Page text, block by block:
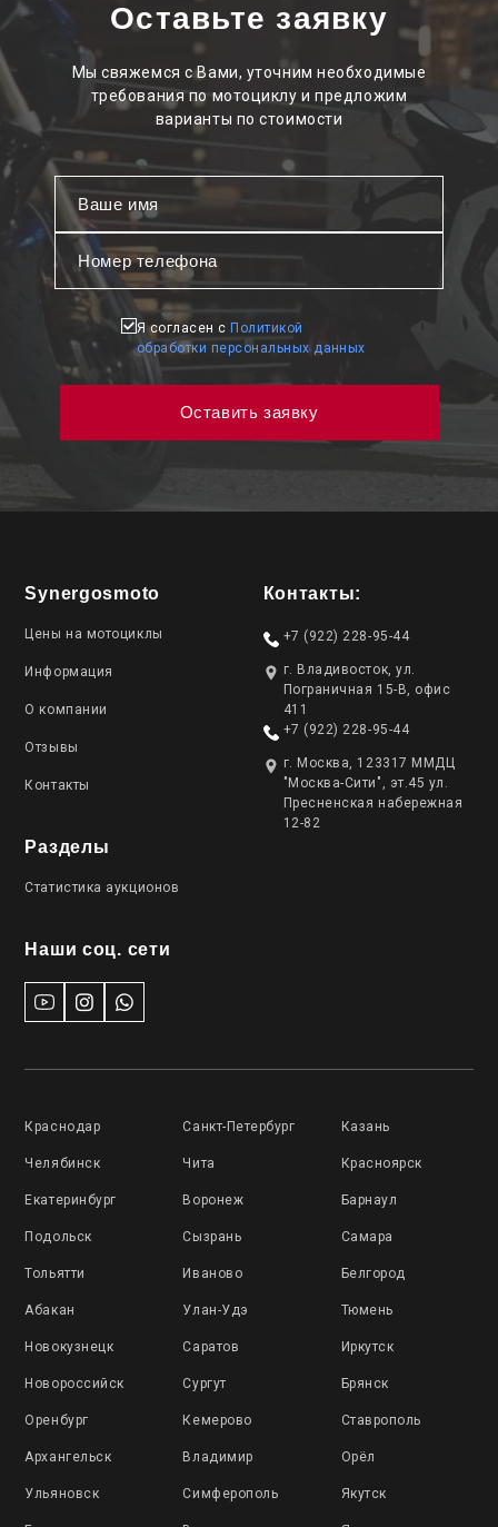
Оставьте заявку
Мы свяжемся с Вами, уточним необходимые
требования по мотоциклу и предложим
варианты по стоимости
Я согласен с Политикой
обработки персональных данных
Synergosmoto
Цены на мотоциклы
Информация
О компании
Отзывы
Контакты
Разделы
Статистика аукционов
Наши соц. сети
Контакты:
+7 (922) 228-95-44
г. Владивосток, ул.
Пограничная 15-В, офис
411
+7 (922) 228-95-44
г. Москва, 123317 ММДЦ
"Москва-Сити", эт.45 ул.
Пресненская набережная
12-82
Краснодар Санкт-Петербург Казань
Челябинск Чита Красноярск
Екатеринбург Воронеж Барнаул
Подольск Сызрань Самара
Тольятти Иваново Белгород
Абакан Улан-Удэ Тюмень
Новокузнецк Саратов Иркутск
Новороссийск Сургут Брянск
Оренбург Кемерово Ставрополь
Архангельск Владимир Орёл
Ульяновск Симферополь Якутск